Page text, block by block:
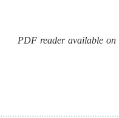
PDF reader available